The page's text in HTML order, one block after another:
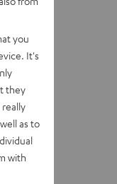
you
It's
they
as to
with